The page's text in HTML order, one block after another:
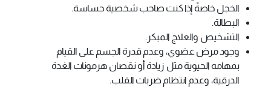
الخجل خاصةً إذا كنت صاحب شخصية حساسة.
البطالة.
التشخيص والعلاج المبكر.
وجود مرض عضوي، وعدم قدرة الجسم على القيام
بمهامه الحيوية مثل زيادة أو نقصان هرمونات الغدة
الدرقية، وعدم انتظام ضربات القلب.